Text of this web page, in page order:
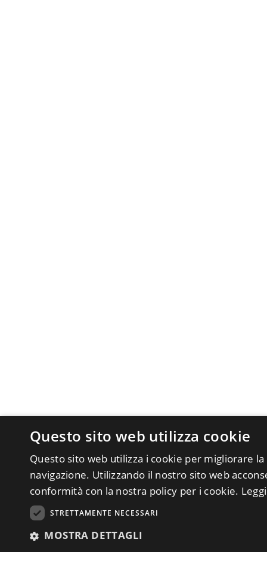
Questo sito web utilizza cookie
Questo sito web utilizza i cookie per migliorare
navigazione. Utilizzando il nostro sito web
conformità con la nostra policy per i cookie.
STRETTAMENTE NECESSARI
MOSTRA DETTAGLI